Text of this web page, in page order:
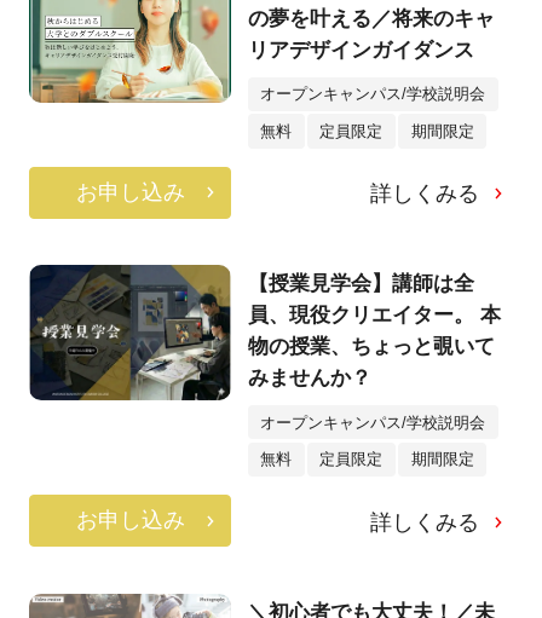
の夢を叶える／将来のキャ
リアデザインガイダンス
オープンキャンパス/学校説明会
無料 定員限定 期間限定
お申し込み 詳しくみる
【授業見学会】講師は全
員、現役クリエイター。 本
物の授業、ちょっと覗いて
みませんか？
オープンキャンパス/学校説明会
無料 定員限定 期間限定
お申し込み 詳しくみる
＼初心者でも大丈夫！／未